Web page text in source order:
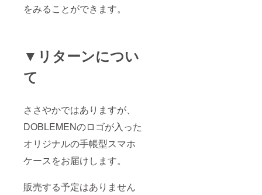
をみることができます。
▼リターンについ
て
ささやかではありますが、
DOBLEMENのロゴが入った
オリジナルの手帳型スマホ
ケースをお届けします。
販売する予定はありません